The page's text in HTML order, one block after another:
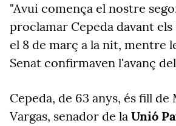
"Avui comença el nostre
proclamar Cepeda davant
el 8 de març a la nit, mentre
Senat confirmaven l'avanç
Cepeda, de 63 anys, és fill de
Vargas, senador de la Unió